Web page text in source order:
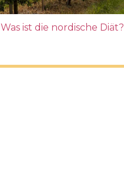
Was ist die nordische Diät?